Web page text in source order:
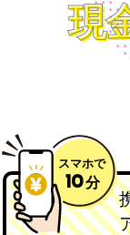
現
スマホで
10分